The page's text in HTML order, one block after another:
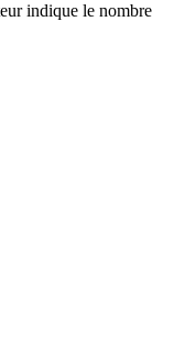
indique le nombre